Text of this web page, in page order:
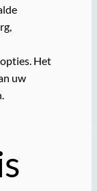
Het
uw